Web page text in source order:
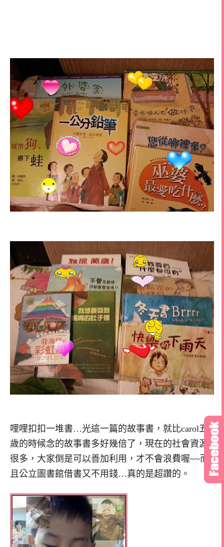
哩哩扣扣一堆書…光這一篇的故事書，就比carol五
歲的時候念的故事書多好幾倍了，現在的社會資源
很多，大家倒是可以善加利用，才不會浪費喔~~而
且公立圖書館借書又不用錢…真的是超讚的。